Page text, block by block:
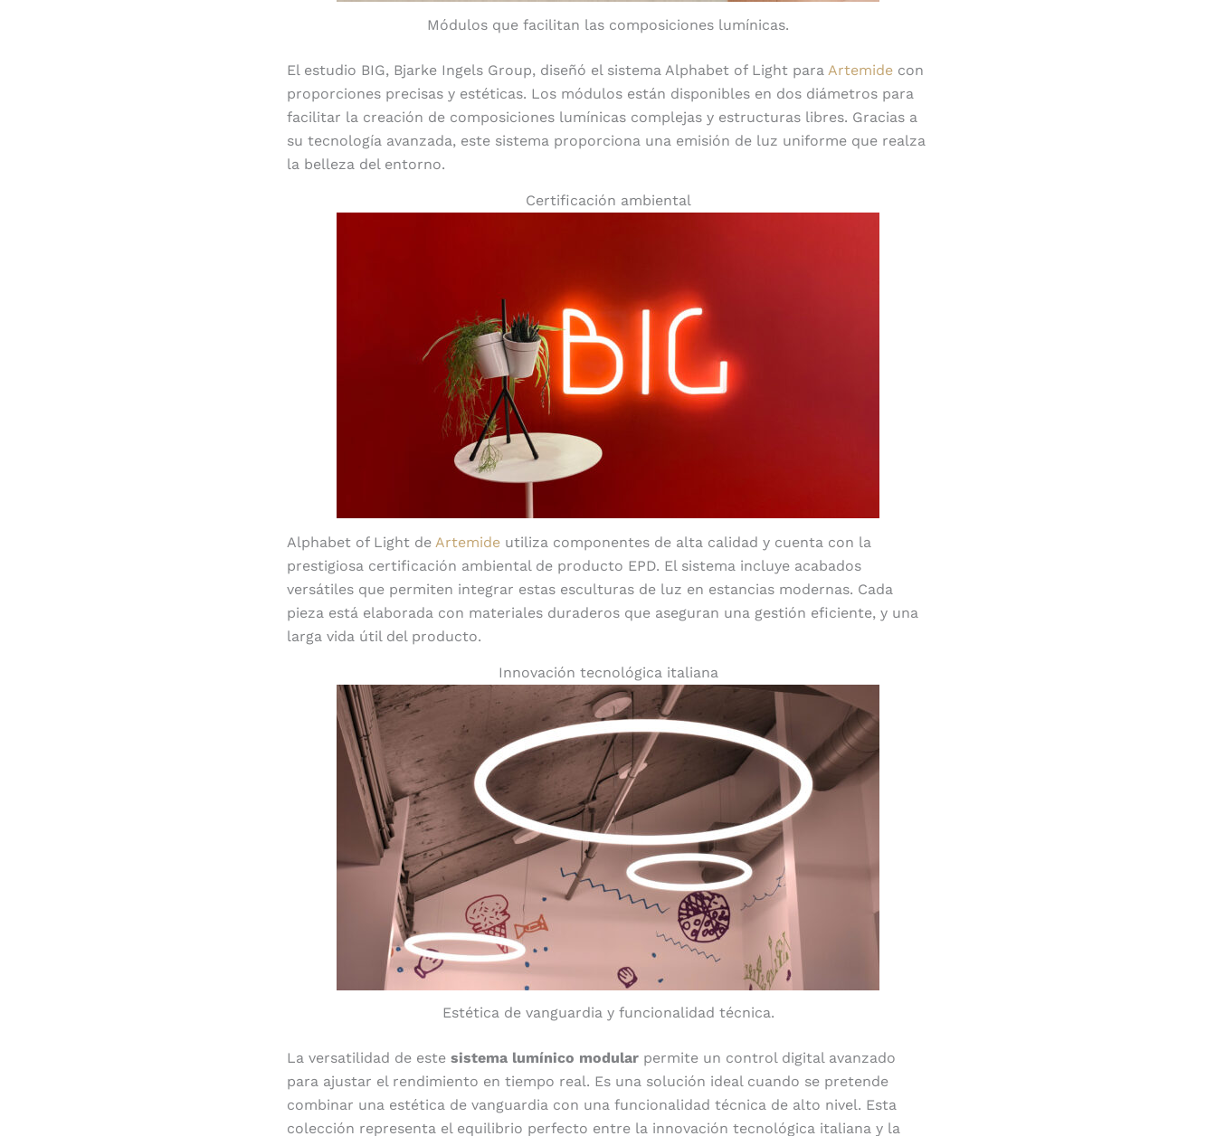
Módulos que facilitan las composiciones lumínicas.
El estudio BIG, Bjarke Ingels Group, diseñó el sistema Alphabet of Light para Artemide con
proporciones precisas y estéticas. Los módulos están disponibles en dos diámetros para
facilitar la creación de composiciones lumínicas complejas y estructuras libres. Gracias a
su tecnología avanzada, este sistema proporciona una emisión de luz uniforme que realza
la belleza del entorno.
Certificación ambiental
Alphabet of Light de Artemide utiliza componentes de alta calidad y cuenta con la
prestigiosa certificación ambiental de producto EPD. El sistema incluye acabados
versátiles que permiten integrar estas esculturas de luz en estancias modernas. Cada
pieza está elaborada con materiales duraderos que aseguran una gestión eficiente, y una
larga vida útil del producto.
Innovación tecnológica italiana
Estética de vanguardia y funcionalidad técnica.
La versatilidad de este sistema lumínico modular permite un control digital avanzado
para ajustar el rendimiento en tiempo real. Es una solución ideal cuando se pretende
combinar una estética de vanguardia con una funcionalidad técnica de alto nivel. Esta
colección representa el equilibrio perfecto entre la innovación tecnológica italiana y la